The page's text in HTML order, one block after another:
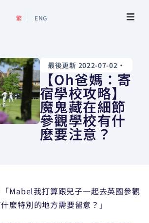
繁 ENG
活動
指南
資訊
最後更新 2022-07-02 •
【Oh爸媽：寄
宿學校攻略】
魔鬼藏在細節
參觀學校有什
麼要注意？
Mabel我打算跟兒子一起去英國參觀
麼特別的地方需要留意？」